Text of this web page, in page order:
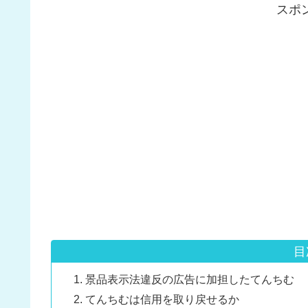
スポ
景品表示法違反の広告に加担したてんちむ
てんちむは信用を取り戻せるか